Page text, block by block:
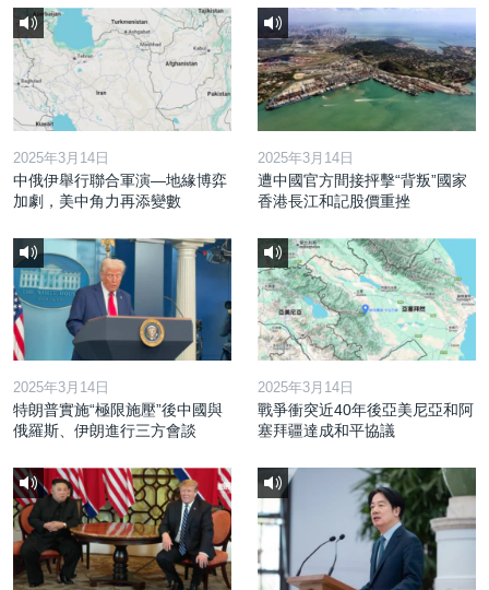
廣播節目表
2025年3月14日
中俄伊舉行聯合軍演—地緣博弈
加劇，美中角力再添變數
2025年3月14日
遭中國官方間接抨擊“背叛”國家
香港長江和記股價重挫
2025年3月14日
特朗普實施“極限施壓”後中國與
俄羅斯、伊朗進行三方會談
2025年3月14日
戰爭衝突近40年後亞美尼亞和阿
塞拜疆達成和平協議